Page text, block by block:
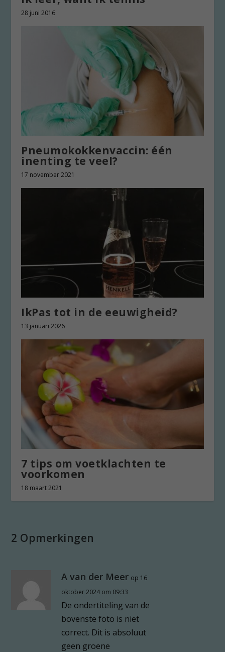
28 juni 2016
Pneumokokkenvaccin: één
inenting te veel?
17 november 2021
IkPas tot in de eeuwigheid?
13 januari 2026
7 tips om voetklachten te
voorkomen
18 maart 2021
2 Opmerkingen
A van der Meer op 16
oktober 2024 om 09:33
De ondertiteling van de
bovenste foto is niet
correct. Dit is absoluut
geen groene